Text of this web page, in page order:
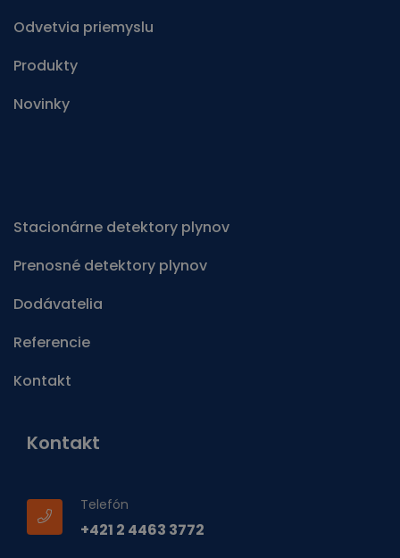
Odvetvia priemyslu
Produkty
Novinky
Stacionárne detektory plynov
Prenosné detektory plynov
Dodávatelia
Referencie
Kontakt
Kontakt
Telefón
+421 2 4463 3772